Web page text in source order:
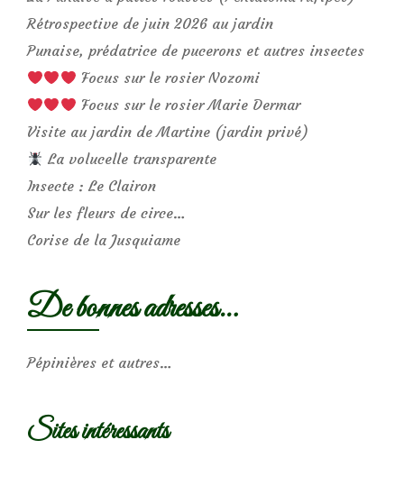
Rétrospective de juin 2026 au jardin
Punaise, prédatrice de pucerons et autres insectes
Focus sur le rosier Nozomi
Focus sur le rosier Marie Dermar
Visite au jardin de Martine (jardin privé)
La volucelle transparente
Insecte : Le Clairon
Sur les fleurs de circe…
Corise de la Jusquiame
De bonnes adresses…
Pépinières et autres…
Sites intéressants